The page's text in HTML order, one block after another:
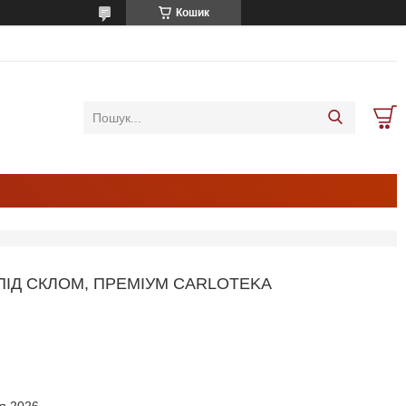
Кошик
СКЛОМ, ПРЕМІУМ CARLOTEKA